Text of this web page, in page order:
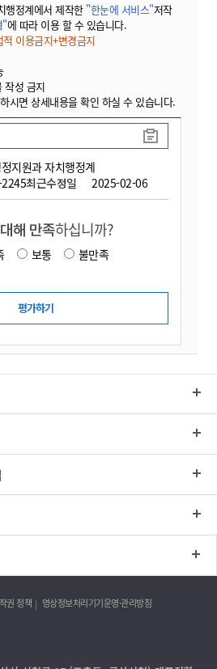
행정계에서 제작한 "한눈에 서비스"저작
"에 따라 이용 할 수 있습니다.
이용금지+변경금지
작성 금지
시면 상세내용을 확인 하실 수 있습니다.
지원과 자치행정계
최근수정일 2025-02-06
해 만족하십니까?
보통
불만족
권 정책 영상정보처리기기운영·관리방침